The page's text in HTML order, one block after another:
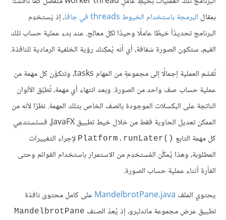
بمقال البرمجة باستخدام الخيوط threads في جافا
، إذ يَستخدِم
البرنامج تحديدًأ خيطًا عاملًا وحيدًا لكل معالج. عند بدء عملية حساب تلك
القيم، ستكون الصورة شفافة، أي أنه يُمكِنك رؤية الخلفية الرمادية للنافذة.
تُقسَّم العملية إجمالًا إلى مجموعةٍ من المهام tasks، وتتكوَّن كل مهمة من
عملية حساب صف واحد من الصورة. وبعد انتهاء أي مهمة، تُطبِّق الألوان
الناتجة على البكسلات الموجودة بالصف الخاص بتلك المهمة. نظرًا لأنه من
الممكن تعديل الحاوية فقط من خلال خيط تطبيق JavaFX، فستَستدعِي
كل مهمة التابع Platform.runLater()‎ لإجراء التغييرات
المطلوبة، وهذا يُمكِّن المُستخدِم من الاستمرار باستخدام القوائم وحتى
الفأرة أثناء عملية حساب الصورة.
يحتوي الملف MandelbrotPane.javaعلى كامل محتوى نافذة
تطبيق عرض مجموعة ماندلبرو، إذ يُعدّ الصنف MandelbrotPane